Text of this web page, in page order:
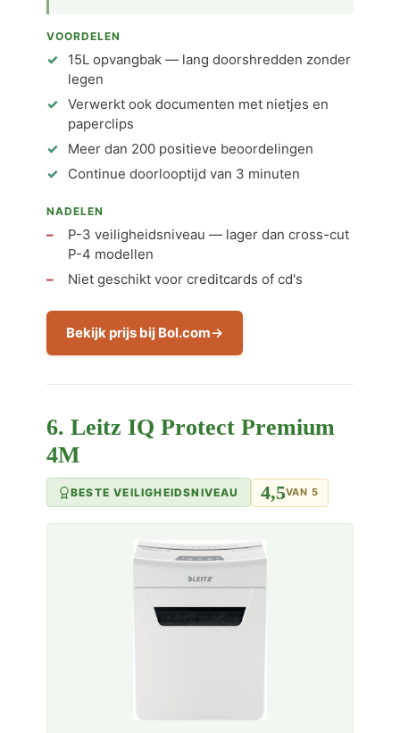
VOORDELEN
15L opvangbak — lang doorshredden zonder
legen
Verwerkt ook documenten met nietjes en
paperclips
Meer dan 200 positieve beoordelingen
Continue doorlooptijd van 3 minuten
NADELEN
P-3 veiligheidsniveau — lager dan cross-cut
P-4 modellen
Niet geschikt voor creditcards of cd's
Bekijk prijs bij Bol.com
6. Leitz IQ Protect Premium
4M
BESTE VEILIGHEIDSNIVEAU 4,5VAN 5